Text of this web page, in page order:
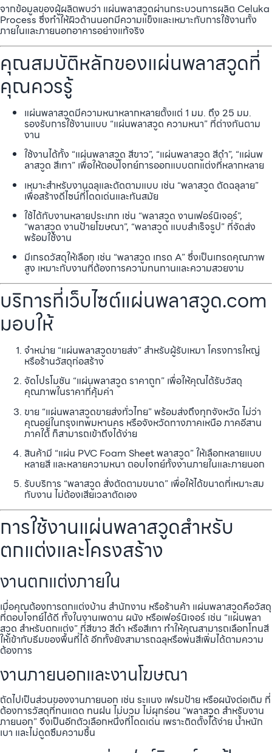
จากข้อมูลของผู้ผลิตพบว่า แผ่นพลาสวูดผ่านกระบวนการผลิต Celuka
Process ซึ่งทำให้ผิวด้านนอกมีความแข็งและเหมาะกับการใช้งานทั้ง
ภายในและภายนอกอาคารอย่างแท้จริง
คุณสมบัติหลักของแผ่นพลาสวูดที่
คุณควรรู้
แผ่นพลาสวูดมีความหนาหลากหลายตั้งแต่ 1 มม. ถึง 25 มม.
รองรับการใช้งานแบบ “แผ่นพลาสวูด ความหนา” ที่ต่างกันตาม
งาน
ใช้งานได้ทั้ง “แผ่นพลาสวูด สีขาว”, “แผ่นพลาสวูด สีดำ”, “แผ่นพ
ลาสวูด สีเทา” เพื่อให้ตอบโจทย์การออกแบบตกแต่งที่หลากหลาย
เหมาะสำหรับงานฉลุและตัดตามแบบ เช่น “พลาสวูด ตัดฉลุลาย”
เพื่อสร้างดีไซน์ที่โดดเด่นและทันสมัย
ใช้ได้กับงานหลายประเภท เช่น “พลาสวูด งานเฟอร์นิเจอร์”,
“พลาสวูด งานป้ายโฆษณา”, “พลาสวูด แบบสำเร็จรูป” ที่จัดส่ง
พร้อมใช้งาน
มีเกรดวัสดุให้เลือก เช่น “พลาสวูด เกรด A” ซึ่งเป็นเกรดคุณภาพ
สูง เหมาะกับงานที่ต้องการความทนทานและความสวยงาม
บริการที่เว็บไซต์แผ่นพลาสวูด.com
มอบให้
จำหน่าย “แผ่นพลาสวูดขายส่ง” สำหรับผู้รับเหมา โครงการใหญ่
หรือร้านวัสดุก่อสร้าง
จัดโปรโมชัน “แผ่นพลาสวูด ราคาถูก” เพื่อให้คุณได้รับวัสดุ
คุณภาพในราคาที่คุ้มค่า
ขาย “แผ่นพลาสวูดขายส่งทั่วไทย” พร้อมส่งถึงทุกจังหวัด ไม่ว่า
คุณอยู่ในกรุงเทพมหานคร หรือจังหวัดทางภาคเหนือ ภาคอีสาน
ภาคใต้ ก็สามารถเข้าถึงได้ง่าย
สินค้ามี “แผ่น PVC Foam Sheet พลาสวูด” ให้เลือกหลายแบบ
หลายสี และหลายความหนา ตอบโจทย์ทั้งงานภายในและภายนอก
รับบริการ “พลาสวูด สั่งตัดตามขนาด” เพื่อให้ได้ขนาดที่เหมาะสม
กับงาน ไม่ต้องเสียเวลาตัดเอง
การใช้งานแผ่นพลาสวูดสำหรับ
ตกแต่งและโครงสร้าง
งานตกแต่งภายใน
เมื่อคุณต้องการตกแต่งบ้าน สำนักงาน หรือร้านค้า แผ่นพลาสวูดคือวัสดุ
ที่ตอบโจทย์ได้ดี ทั้งในงานเพดาน ผนัง หรือเฟอร์นิเจอร์ เช่น “แผ่นพลา
สวูด สำหรับตกแต่ง” ที่สีขาว สีดำ หรือสีเทา ทำให้คุณสามารถเลือกโทนสี
ให้เข้ากับธีมของพื้นที่ได้ อีกทั้งยังสามารถฉลุหรือพ่นสีเพิ่มได้ตามความ
ต้องการ
งานภายนอกและงานโฆษณา
ถัดไปเป็นส่วนของงานภายนอก เช่น ระแนง เฟรมป้าย หรือผนังต่อเติม ที่
ต้องการวัสดุที่ทนแดด ทนฝน ไม่บวม ไม่ผุกร่อน “พลาสวูด สำหรับงาน
ภายนอก” จึงเป็นอีกตัวเลือกหนึ่งที่โดดเด่น เพราะติดตั้งได้ง่าย น้ำหนัก
เบา และไม่ดูดซึมความชื้น